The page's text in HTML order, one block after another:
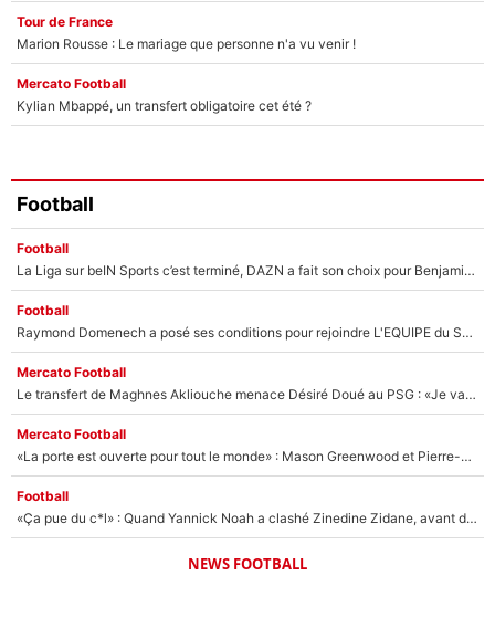
Tour de France
Marion Rousse : Le mariage que personne n'a vu venir !
Mercato Football
Kylian Mbappé, un transfert obligatoire cet été ?
Football
Football
La Liga sur beIN Sports c’est terminé, DAZN a fait son choix pour Benjamin Da Silva et Omar Da Fonseca !
Football
Raymond Domenech a posé ses conditions pour rejoindre L'EQUIPE du Soir : Il refuse de faire l'émission avec un autre chroniqueur !
Mercato Football
Le transfert de Maghnes Akliouche menace Désiré Doué au PSG : «Je valide à 200%»
Mercato Football
«La porte est ouverte pour tout le monde» : Mason Greenwood et Pierre-Emerick Aubameyang ont quitté l'OM, Amine Gouiri balance sur la suite du mercato et sur la réaction du vestiaire !
Football
«Ça pue du c*l» : Quand Yannick Noah a clashé Zinedine Zidane, avant de se faire recadrer par le nouveau sélectionneur de l'équipe de France !
NEWS FOOTBALL